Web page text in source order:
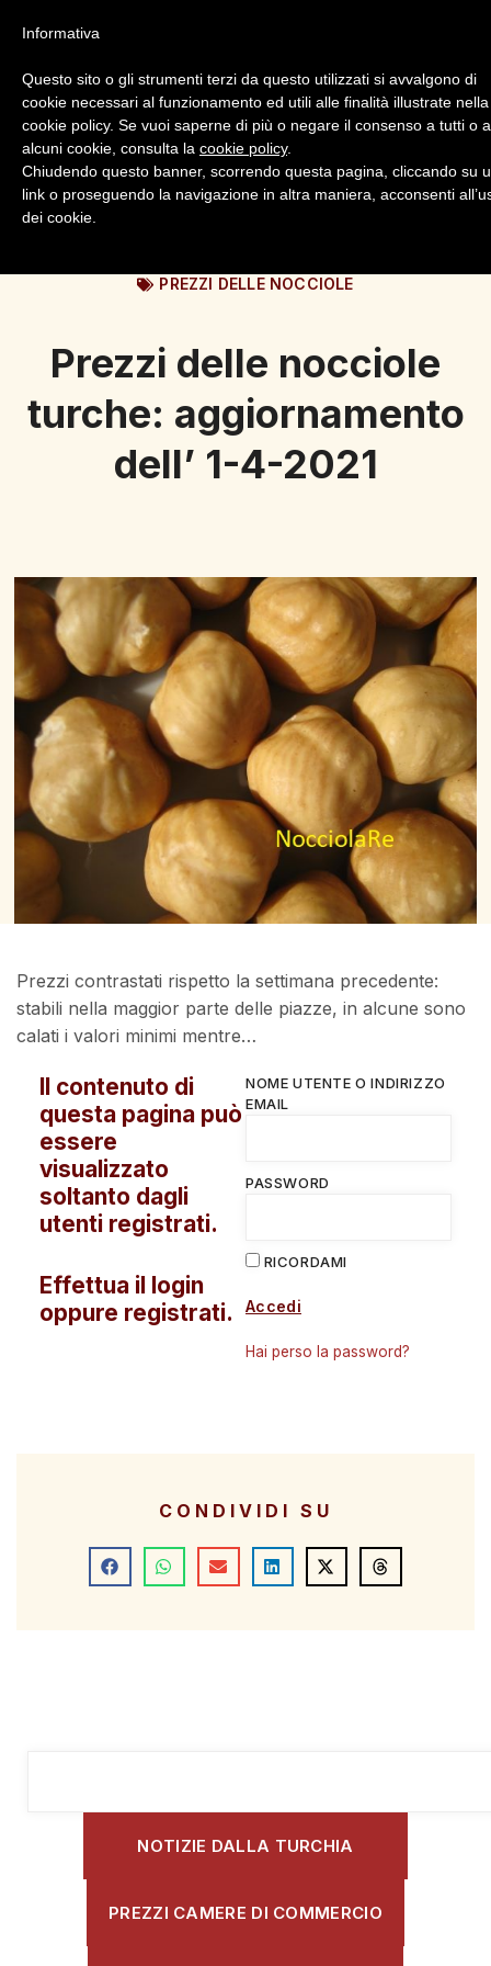
Login Registrazione
PREZZI DELLE NOCCIOLE
Prezzi delle nocciole
turche: aggiornamento
dell’ 1-4-2021
Prezzi contrastati rispetto la settimana precedente:
stabili nella maggior parte delle piazze, in alcune sono
calati i valori minimi mentre…
Il contenuto di
questa pagina può
essere
visualizzato
soltanto dagli
utenti registrati.
Effettua il login
oppure registrati.
NOME UTENTE O INDIRIZZO
EMAIL
PASSWORD
RICORDAMI
Accedi
Hai perso la password?
CONDIVIDI SU
NOTIZIE DALLA TURCHIA
PREZZI CAMERE DI COMMERCIO
Informativa
Questo sito o gli strumenti terzi da questo utilizzati si avvalgono di
cookie necessari al funzionamento ed utili alle finalità illustrate nella
cookie policy. Se vuoi saperne di più o negare il consenso a tutti o
alcuni cookie, consulta la cookie policy.
Chiudendo questo banner, scorrendo questa pagina, cliccando su
link o proseguendo la navigazione in altra maniera, acconsenti
dei cookie.